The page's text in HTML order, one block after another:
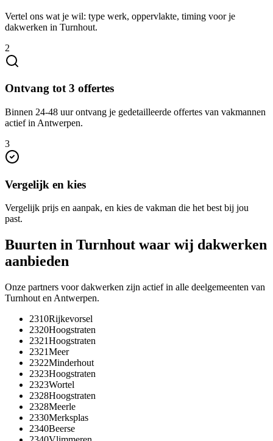
Vertel ons wat je wil: type werk, oppervlakte, timing voor je
dakwerken in Turnhout.
2
Ontvang tot 3 offertes
Binnen 24-48 uur ontvang je gedetailleerde offertes van vakmannen
actief in Antwerpen.
3
Vergelijk en kies
Vergelijk prijs en aanpak, en kies de vakman die het best bij jou
past.
Buurten in Turnhout waar wij dakwerken
aanbieden
Onze partners voordakwerken zijn actief in alle deelgemeenten van
Turnhout en Antwerpen.
2310Rijkevorsel
2320Hoogstraten
2321Hoogstraten
2321Meer
2322Minderhout
2323Hoogstraten
2323Wortel
2328Hoogstraten
2328Meerle
2330Merksplas
2340Beerse